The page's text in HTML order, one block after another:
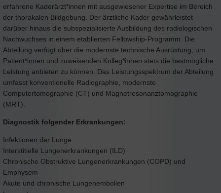
erfahrene Kaderärzt*innen mit ausgewiesener Expertise im Bereich
der thorakalen Bildgebung. Der ärztliche Kader gewährleistet
darüber hinaus die subspezialisierte Ausbildung des radiologischen
Nachwuchses in einem etablierten Fellowship-Programm. Die
Abteilung verfügt über die modernste technische Ausrüstung, um
Patient*innen und zuweisenden Kolleg*innen stets die bestmögliche
Leistung anbieten zu können. Das Leistungsspektrum der Abteilung
umfasst konventionelle Radiographie, modernste
Computertomographie (CT) und Magnetresonanztomographie
(MRT).
Diagnostik folgender Erkrankungen:
Infektionen der Lunge
Interstitielle Lungenerkrankungen (ILD)
Chronische Obstruktive Lungenerkrankungen (COPD) und
Emphysem
Akute und chronische Lungenembolien